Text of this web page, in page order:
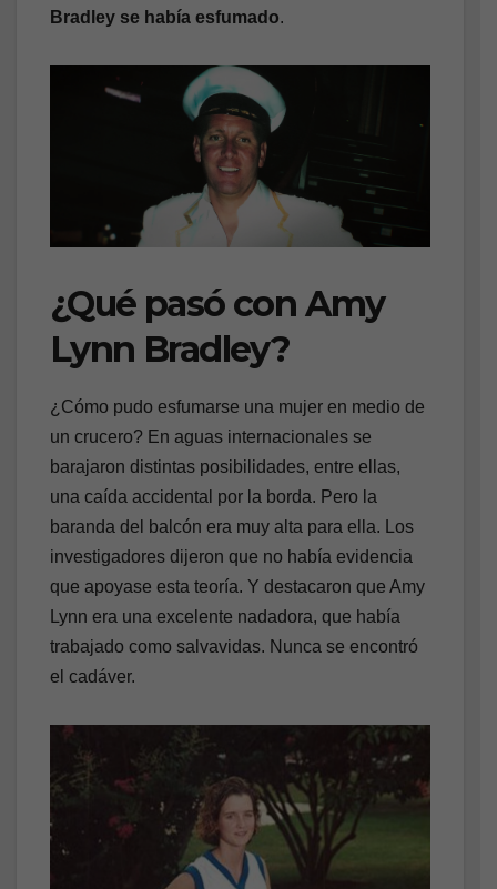
Bradley se había esfumado.
¿Qué pasó con Amy
Lynn Bradley?
¿Cómo pudo esfumarse una mujer en medio de
un crucero? En aguas internacionales se
barajaron distintas posibilidades, entre ellas,
una caída accidental por la borda. Pero la
baranda del balcón era muy alta para ella. Los
investigadores dijeron que no había evidencia
que apoyase esta teoría. Y destacaron que Amy
Lynn era una excelente nadadora, que había
trabajado como salvavidas. Nunca se encontró
el cadáver.